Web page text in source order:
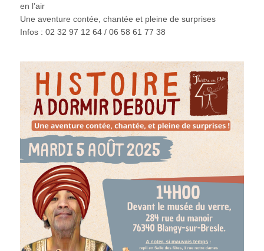
en l’air
Une aventure contée, chantée et pleine de surprises
Infos : 02 32 97 12 64 / 06 58 61 77 38